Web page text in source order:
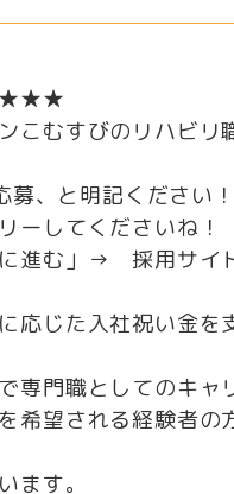
こむすびのリハビ
、と明記ください！
ーしてくださいね！
に進む」→ 採用サ
応じた入社祝い金を
専門職としてのキャ
希望される経験者の
ます。